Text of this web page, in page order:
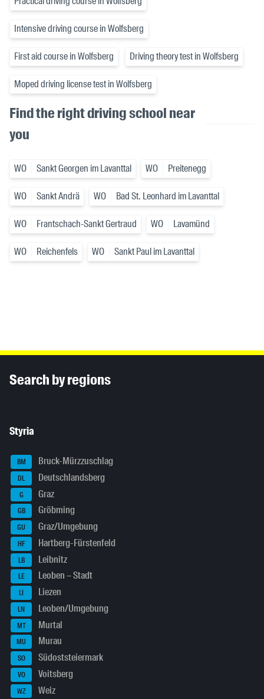
Intensive driving course in Wolfsberg
First aid course in Wolfsberg Driving theory test in Wolfsberg
Moped driving license test in Wolfsberg
Find the right driving school near
you
WO Sankt Georgen im Lavanttal WO Preitenegg
WO Sankt Andrä WO Bad St. Leonhard im Lavanttal
WO Frantschach-Sankt Gertraud WO Lavamünd
WO Reichenfels WO Sankt Paul im Lavanttal
Search by regions
Styria
BM Bruck-Mürzzuschlag
DL Deutschlandsberg
G Graz
GB Gröbming
GU Graz/Umgebung
HF Hartberg-Fürstenfeld
LB Leibnitz
LE Leoben – Stadt
LI Liezen
LN Leoben/Umgebung
MT Murtal
MU Murau
SO Südoststeiermark
VO Voitsberg
WZ Weiz